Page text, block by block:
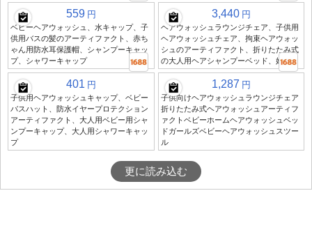
559 円
ベビーヘアウォッシュ、水キャップ、子
供用バスの髪のアーティファクト、赤ち
ゃん用防水耳保護帽、シャンプーキャッ
プ、シャワーキャップ
3,440 円
ヘアウォッシュラウンジチェア、子供用
ヘアウォッシュチェア、拘束ヘアウォッ
シュのアーティファクト、折りたたみ式
の大人用ヘアシャンプーベッド、妊婦用
401 円
子供用ヘアウォッシュキャップ、ベビー
バスハット、防水イヤープロテクション
アーティファクト、大人用ベビー用シャ
ンプーキャップ、大人用シャワーキャッ
プ
1,287 円
子供向けヘアウォッシュラウンジチェア
折りたたみ式ヘアウォッシュアーティフ
ァクトベビーホームヘアウォッシュベッ
ドガールズベビーヘアウォッシュスツー
ル
更に読み込む